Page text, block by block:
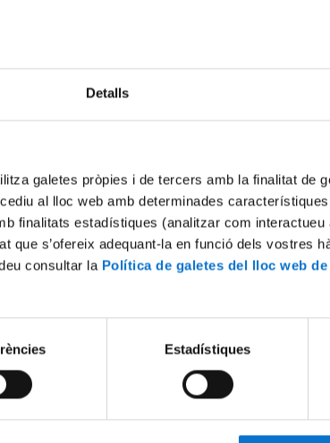
Detalls
galetes pròpies i de tercers amb la finalitat de
al lloc web amb determinades
finalitats estadístiques (analitzar com
que s’ofereix adequant-la en funció dels vostres
consultar la Política de galetes del lloc web
Estadístiques
Hibridació in situ fluorescent
22 June, 2012
Recursos didàctics tecnològics